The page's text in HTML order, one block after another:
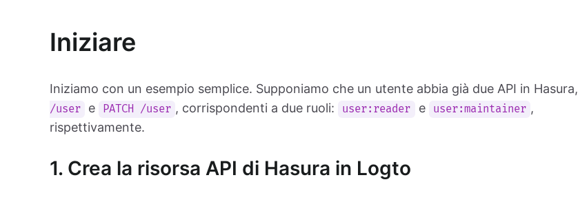
Iniziare
Iniziamo con un esempio semplice. Supponiamo che un utente abbia già due API in Hasura,
/user
e PATCH /user , corrispondenti a due ruoli: user:reader e user:maintainer ,
rispettivamente.
1. Crea la risorsa API di Hasura in Logto